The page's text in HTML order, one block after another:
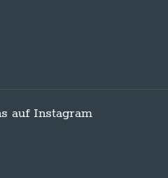
auf Instagram